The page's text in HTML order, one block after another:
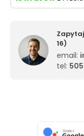
16)
email:
tel: